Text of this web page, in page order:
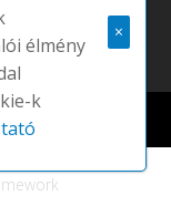
élmény
k
×
rights reserved |